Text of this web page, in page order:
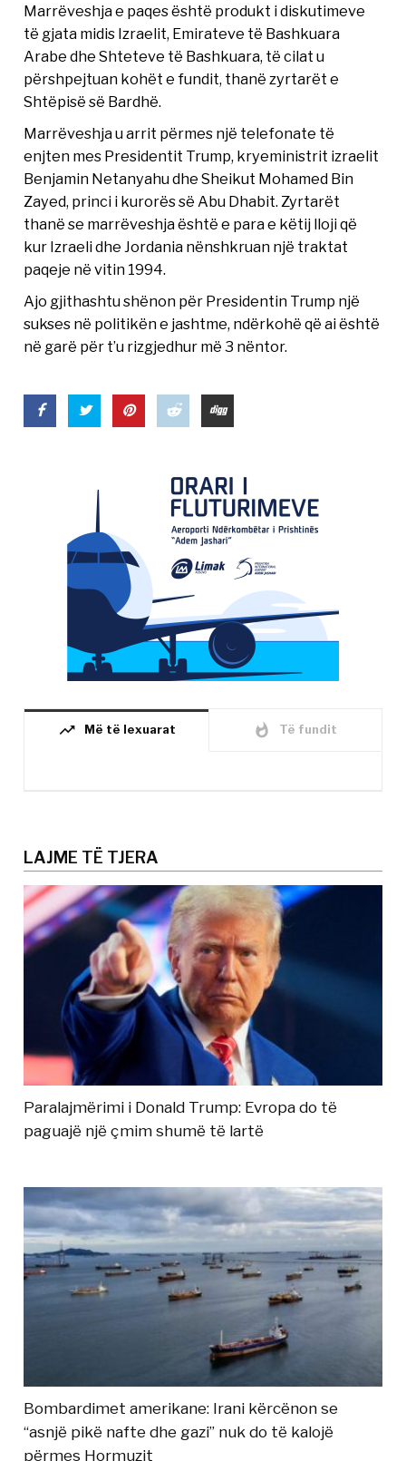
Marrëveshja e paqes është produkt i diskutimeve
të gjata midis Izraelit, Emirateve të Bashkuara
Arabe dhe Shteteve të Bashkuara, të cilat u
përshpejtuan kohët e fundit, thanë zyrtarët e
Shtëpisë së Bardhë.
Marrëveshja u arrit përmes një telefonate të
enjten mes Presidentit Trump, kryeministrit izraelit
Benjamin Netanyahu dhe Sheikut Mohamed Bin
Zayed, princi i kurorës së Abu Dhabit. Zyrtarët
thanë se marrëveshja është e para e këtij lloji që
kur Izraeli dhe Jordania nënshkruan një traktat
paqeje në vitin 1994.
Ajo gjithashtu shënon për Presidentin Trump një
sukses në politikën e jashtme, ndërkohë që ai është
në garë për t’u rizgjedhur më 3 nëntor.
trending_up Më të lexuarat whatshot Të fundit
LAJME TË TJERA
Paralajmërimi i Donald Trump: Evropa do të
paguajë një çmim shumë të lartë
Bombardimet amerikane: Irani kërcënon se
“asnjë pikë nafte dhe gazi” nuk do të kalojë
përmes Hormuzit